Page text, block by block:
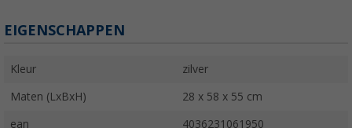
EIGENSCHAPPEN
Kleur zilver
Maten (LxBxH) 28 x 58 x 55 cm
ean 4036231061950